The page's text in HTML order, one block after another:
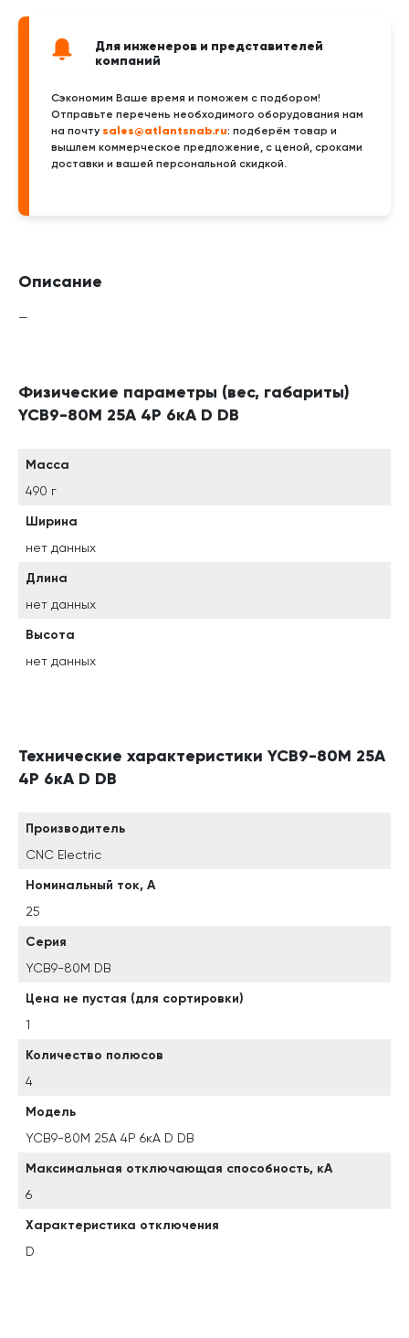
Для инженеров и представителей
компаний
Сэкономим Ваше время и поможем с подбором!
Отправьте перечень необходимого оборудования нам
на почту sales@atlantsnab.ru: подберём товар и
вышлем коммерческое предложение, с ценой, сроками
доставки и вашей персональной скидкой.
Описание
—
Физические параметры (вес, габариты)
YCB9-80M 25А 4P 6кА D DB
Масса
490 г
Ширина
нет данных
Длина
нет данных
Высота
нет данных
Технические характеристики YCB9-80M 25А
4P 6кА D DB
Производитель
CNC Electric
Номинальный ток, А
25
Серия
YCB9-80M DB
Цена не пустая (для сортировки)
1
Количество полюсов
4
Модель
YCB9-80M 25А 4P 6кА D DB
Максимальная отключающая способность, кА
6
Характеристика отключения
D